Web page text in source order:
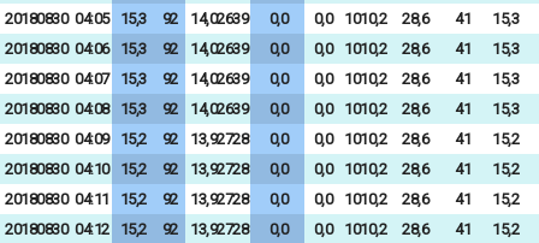
20180830 04:05 15,3 92 14,02639 0,0 0,0 1010,2 28,6 41
15,3
20180830 04:06 15,3 92 14,02639 0,0 0,0 1010,2 28,6 41
15,3
20180830 04:07 15,3 92 14,02639 0,0 0,0 1010,2 28,6 41
15,3
20180830 04:08 15,3 92 14,02639 0,0 0,0 1010,2 28,6 41
15,3
20180830 04:09 15,2 92 13,92728 0,0 0,0 1010,2 28,6 41
15,2
20180830 04:10 15,2 92 13,92728 0,0 0,0 1010,2 28,6 41
15,2
20180830 04:11 15,2 92 13,92728 0,0 0,0 1010,2 28,6 41
15,2
20180830 04:12 15,2 92 13,92728 0,0 0,0 1010,2 28,6 41
15,2